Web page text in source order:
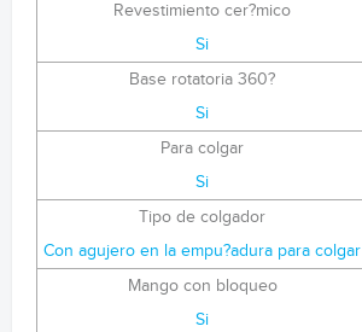
Revestimiento cer?mico
Si
Base rotatoria 360?
Si
Para colgar
Si
Tipo de colgador
Con agujero en la empu?adura para colgar
Mango con bloqueo
Si